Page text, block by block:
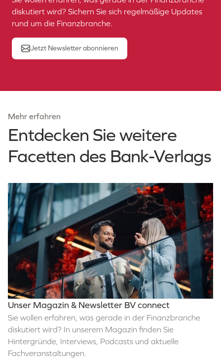
diskutiert wird? Sichern Sie sich regelmäßige Updates
rund um die Finanzbranche.
Jetzt Newsletter abonnieren
Mehr erfahren
Entdecken Sie weitere
Facetten des Bank-Verlags
Unser Magazin & Newsletter BV connect
Sie wollen erfahren, was gerade in der Finanzbranche
diskutiert wird? In unserem Magazin finden Sie
Hintergründe, Interviews, Podcasts und aktuelle
Fachveranstaltungen.